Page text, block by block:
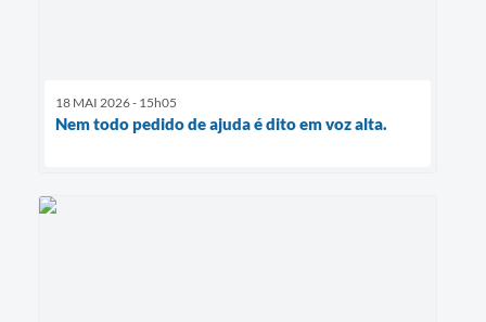
18 MAI 2026 - 15h05
Nem todo pedido de ajuda é dito em voz alta.